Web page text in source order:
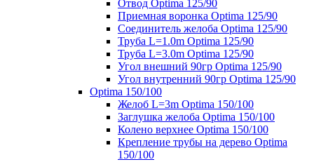
Отвод Optima 125/90
Приемная воронка Optima 125/90
Соединитель желоба Optima 125/90
Труба L=1.0m Optima 125/90
Труба L=3.0m Optima 125/90
Угол внешний 90гр Optima 125/90
Угол внутренний 90гр Optima 125/90
Optima 150/100
Желоб L=3m Optima 150/100
Заглушка желоба Optima 150/100
Колено верхнее Optima 150/100
Крепление трубы на дерево Optima
150/100